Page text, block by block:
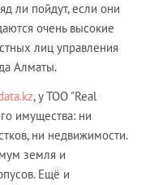
ли пойдут, если они
очень высокие
лиц управления
Алматы.
, у ТОО "Real
имущества: ни
ни недвижимости.
земля и
Ещё и